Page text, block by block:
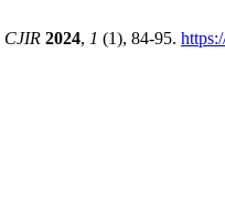
CJIR 2024, 1 (1), 84-95.